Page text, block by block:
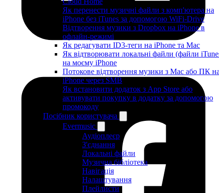
Як перенести музичні файли з комп'ютера на
iPhone без iTunes за допомогою WiFi-Drive
Відтворення музики з Dropbox на iPhone в
офлайн-режимі
Як редагувати ID3-теги на iPhone та Mac
Як відтворювати локальні файли (файли
на моєму iPhone
Потокове відтворення музики з Mac або ПК
iPhone через SMB
Як встановити додаток з App Store або
активувати покупку в додатку за допомогою
промокоду
Посібник користувача
Evermusic
Аудіоплеєр
З'єднання
Локальні файли
Музична бібліотека
Навігація
Налаштування
Плейлисти